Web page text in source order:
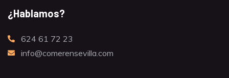
¿Hablamos?
624 61 72 23
info@comerensevilla.com